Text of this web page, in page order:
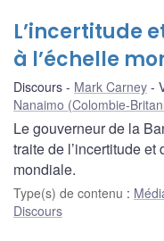
L’incertitude
à l’échelle
Discours Mark Carney
Nanaimo (Colombie-
Le gouverneur de la
traite de l’incertitude et
mondiale.
Type(s) de contenu :
Discours